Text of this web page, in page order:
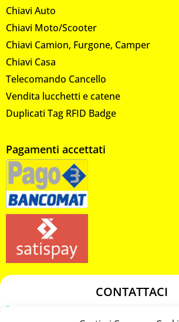
Chiavi Auto
Chiavi Moto/Scooter
Chiavi Camion, Furgone, Camper
Chiavi Casa
Telecomando Cancello
Vendita lucchetti e catene
Duplicati Tag RFID Badge
Pagamenti accettati
CONTATTACI